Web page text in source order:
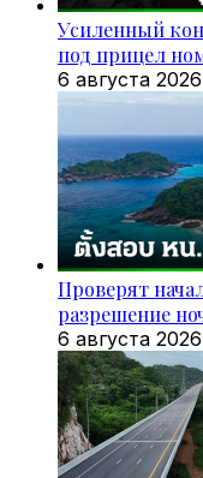
Усиленный
под прицел
6 августа 2026
Проверят
разрешение
6 августа 2026